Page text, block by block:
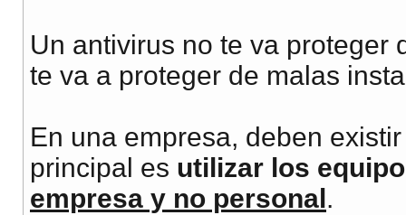
Un antivirus no te va proteger
te va a proteger de malas
En una empresa, deben
principal es utilizar los
empresa y no personal .